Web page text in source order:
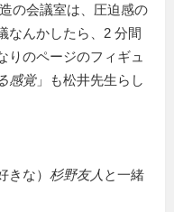
の会議室は、圧迫感の
なんかしたら、2 分間
りのページのフィギュ
感覚」も松井先生らし
な） 杉野友人 と一緒